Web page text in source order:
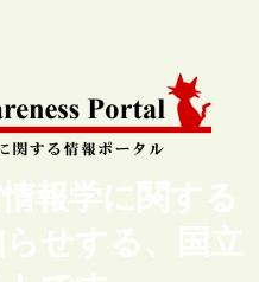
報学に関する
せする、国立